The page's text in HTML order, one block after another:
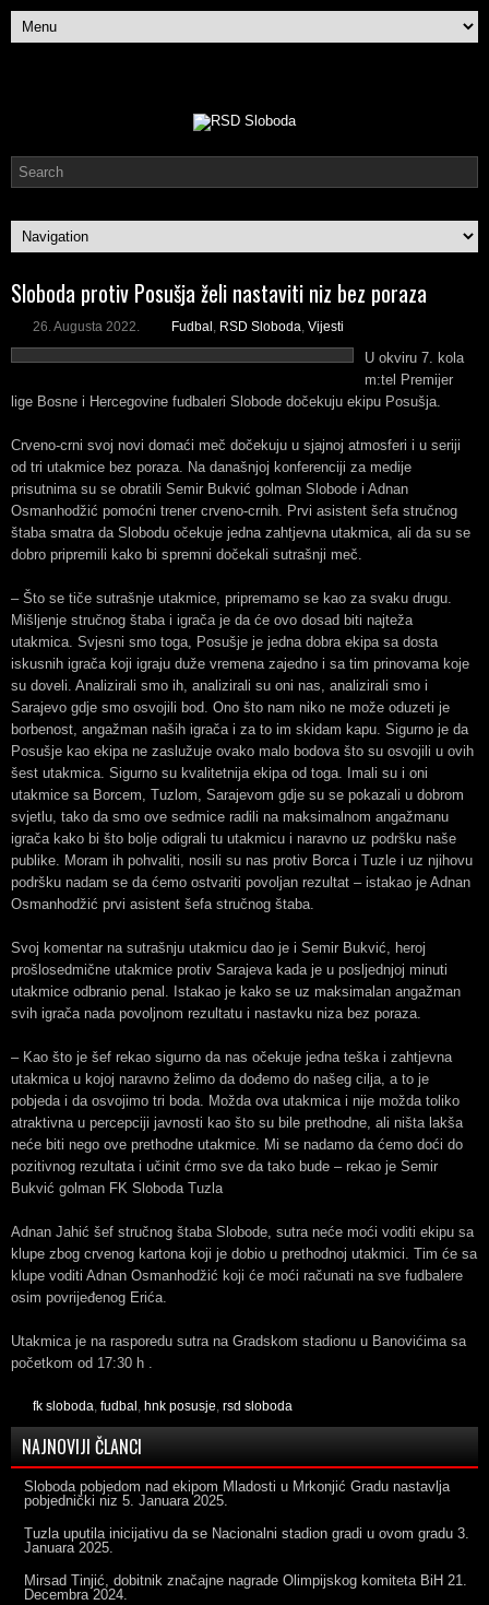
Sloboda protiv Posušja želi nastaviti niz bez poraza
26. Augusta 2022. Fudbal , RSD Sloboda, Vijesti
U okviru 7. kola
m:tel Premijer
lige Bosne i Hercegovine fudbaleri Slobode dočekuju ekipu Posušja.
Crveno-crni svoj novi domaći meč dočekuju u sjajnoj atmosferi i u seriji
od tri utakmice bez poraza. Na današnjoj konferenciji za medije
prisutnima su se obratili Semir Bukvić golman Slobode i Adnan
Osmanhodžić pomoćni trener crveno-crnih. Prvi asistent šefa stručnog
štaba smatra da Slobodu očekuje jedna zahtjevna utakmica, ali da su se
dobro pripremili kako bi spremni dočekali sutrašnji meč.
– Što se tiče sutrašnje utakmice, pripremamo se kao za svaku drugu.
Mišljenje stručnog štaba i igrača je da će ovo dosad biti najteža
utakmica. Svjesni smo toga, Posušje je jedna dobra ekipa sa dosta
iskusnih igrača koji igraju duže vremena zajedno i sa tim prinovama koje
su doveli. Analizirali smo ih, analizirali su oni nas, analizirali smo i
Sarajevo gdje smo osvojili bod. Ono što nam niko ne može oduzeti je
borbenost, angažman naših igrača i za to im skidam kapu. Sigurno je da
Posušje kao ekipa ne zaslužuje ovako malo bodova što su osvojili u ovih
šest utakmica. Sigurno su kvalitetnija ekipa od toga. Imali su i oni
utakmice sa Borcem, Tuzlom, Sarajevom gdje su se pokazali u dobrom
svjetlu, tako da smo ove sedmice radili na maksimalnom angažmanu
igrača kako bi što bolje odigrali tu utakmicu i naravno uz podršku naše
publike. Moram ih pohvaliti, nosili su nas protiv Borca i Tuzle i uz njihovu
podršku nadam se da ćemo ostvariti povoljan rezultat – istakao je Adnan
Osmanhodžić prvi asistent šefa stručnog štaba.
Svoj komentar na sutrašnju utakmicu dao je i Semir Bukvić, heroj
prošlosedmične utakmice protiv Sarajeva kada je u posljednjoj minuti
utakmice odbranio penal. Istakao je kako se uz maksimalan angažman
svih igrača nada povoljnom rezultatu i nastavku niza bez poraza.
– Kao što je šef rekao sigurno da nas očekuje jedna teška i zahtjevna
utakmica u kojoj naravno želimo da dođemo do našeg cilja, a to je
pobjeda i da osvojimo tri boda. Možda ova utakmica i nije možda toliko
atraktivna u percepciji javnosti kao što su bile prethodne, ali ništa lakša
neće biti nego ove prethodne utakmice. Mi se nadamo da ćemo doći do
pozitivnog rezultata i učinit ćrmo sve da tako bude – rekao je Semir
Bukvić golman FK Sloboda Tuzla
Adnan Jahić šef stručnog štaba Slobode, sutra neće moći voditi ekipu sa
klupe zbog crvenog kartona koji je dobio u prethodnoj utakmici. Tim će sa
klupe voditi Adnan Osmanhodžić koji će moći računati na sve fudbalere
osim povrijeđenog Erića.
Utakmica je na rasporedu sutra na Gradskom stadionu u Banovićima sa
početkom od 17:30 h .
fk sloboda, fudbal , hnk posusje, rsd sloboda
NAJNOVIJI ČLANCI
Sloboda pobjedom nad ekipom Mladosti u Mrkonjić Gradu nastavlja
pobjednički niz 5. Januara 2025.
Tuzla uputila inicijativu da se Nacionalni stadion gradi u ovom gradu 3.
Januara 2025.
Mirsad Tinjić, dobitnik značajne nagrade Olimpijskog komiteta BiH 21.
Decembra 2024.